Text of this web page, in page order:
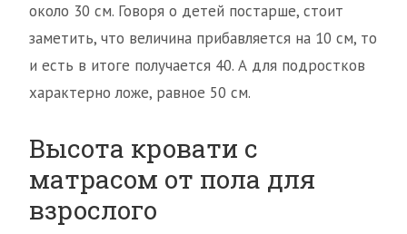
около 30 см. Говоря о детей постарше, стоит
заметить, что величина прибавляется на 10 см, то
и есть в итоге получается 40. А для подростков
характерно ложе, равное 50 см.
Высота кровати с
матрасом от пола для
взрослого